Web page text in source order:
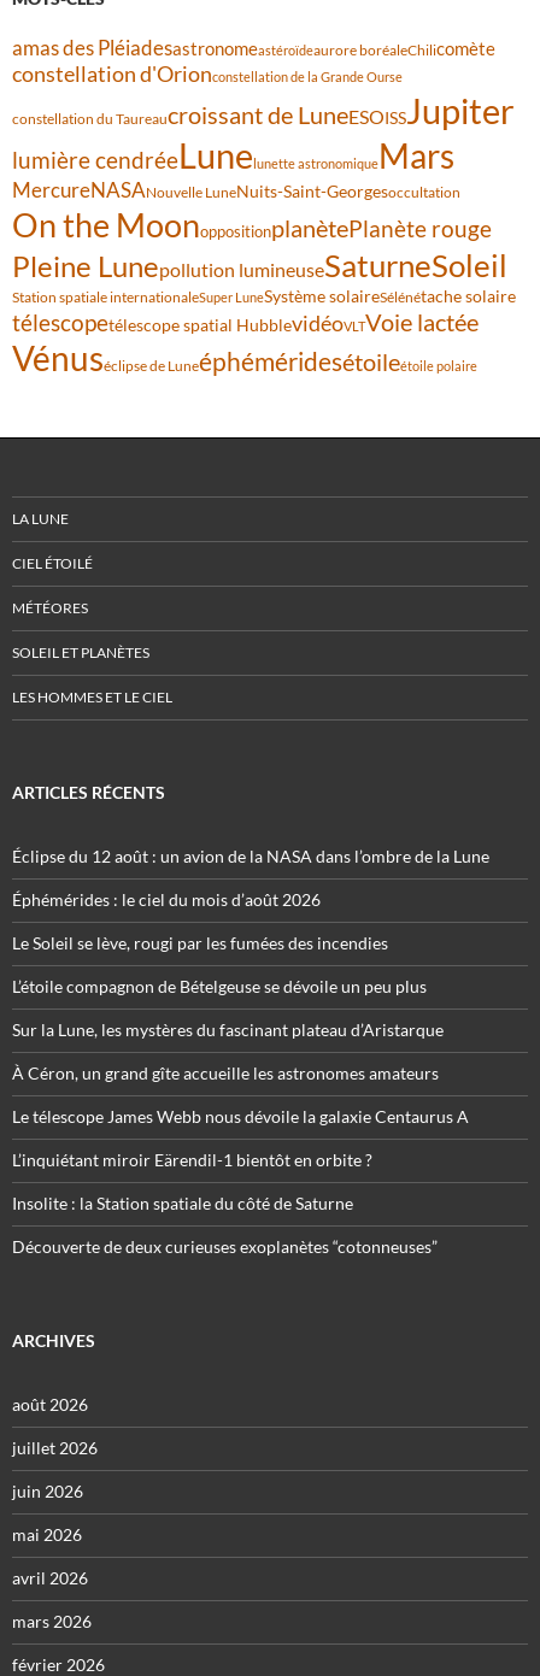
amas des Pléiadesastronomeastéroïdeaurore boréaleChilicomète
constellation d'Orionconstellation de la Grande Ourse
constellation du Taureaucroissant de LuneESOISSJupiter
lumière cendréeLune lunette astronomiqueMars
MercureNASANouvelle LuneNuits-Saint-Georgesoccultation
On the MoonoppositionplanètePlanète rouge
Pleine Lunepollution lumineuseSaturneSoleil
Station spatiale internationaleSuper LuneSystème solaireSélénétache solaire
télescopetélescope spatial HubblevidéoVLTVoie lactée
Vénuséclipse de Luneéphéméridesétoileétoile polaire
LA LUNE
CIEL ÉTOILÉ
MÉTÉORES
SOLEIL ET PLANÈTES
LES HOMMES ET LE CIEL
ARTICLES RÉCENTS
Éclipse du 12 août : un avion de la NASA dans l’ombre de la Lune
Éphémérides : le ciel du mois d’août 2026
Le Soleil se lève, rougi par les fumées des incendies
L’étoile compagnon de Bételgeuse se dévoile un peu plus
Sur la Lune, les mystères du fascinant plateau d’Aristarque
À Céron, un grand gîte accueille les astronomes amateurs
Le télescope James Webb nous dévoile la galaxie Centaurus A
L’inquiétant miroir Eärendil-1 bientôt en orbite ?
Insolite : la Station spatiale du côté de Saturne
Découverte de deux curieuses exoplanètes “cotonneuses”
ARCHIVES
août 2026
juillet 2026
juin 2026
mai 2026
avril 2026
mars 2026
février 2026